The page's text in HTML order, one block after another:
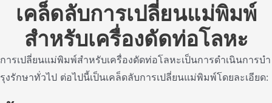
เคล็ดลับการเปลี่ยนแม่พิมพ์
สําหรับเครื่องดัดท่อโลหะ
การเปลี่ยนแม่พิมพ์สําหรับเครื่องดัดท่อโลหะเป็นการดําเนินการบํา
รุงรักษาทั่วไป ต่อไปนี้เป็นเคล็ดลับการเปลี่ยนแม่พิมพ์โดยละเอียด: